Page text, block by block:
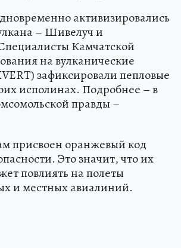
активизировались
– Шивелуч и
Камчатской
на вулканические
зафиксировали пепловые
исполинах. Подробнее – в
правды –
присвоен оранжевый код
Это значит, что их
повлиять на полеты
и местных авиалиний.